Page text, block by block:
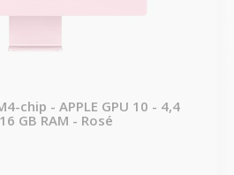
chip - APPLE GPU 10 - 4,4
GB RAM - Rosé